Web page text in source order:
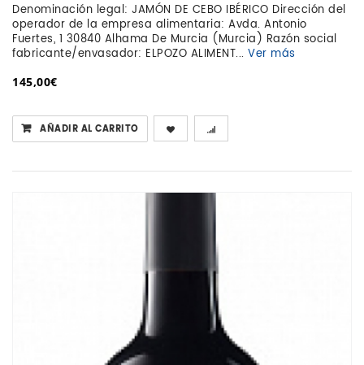
Denominación legal: JAMÓN DE CEBO IBÉRICO Dirección del
operador de la empresa alimentaria: Avda. Antonio
Fuertes, 1 30840 Alhama De Murcia (Murcia) Razón social
fabricante/envasador: ELPOZO ALIMENT... Ver más
145,00€
AÑADIR AL CARRITO